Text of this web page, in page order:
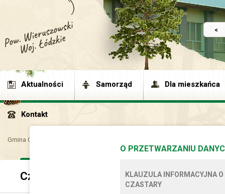
<
Aktualności Samorząd Dla mieszkańca
Kontakt
Gmina Czastary
Czastary II
O PRZETWARZANIU
KLAUZULA INFORMACYJNA
CZASTARY